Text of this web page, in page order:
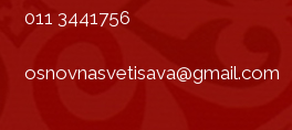
011 3441756
osnovnasvetisava@gmail.com